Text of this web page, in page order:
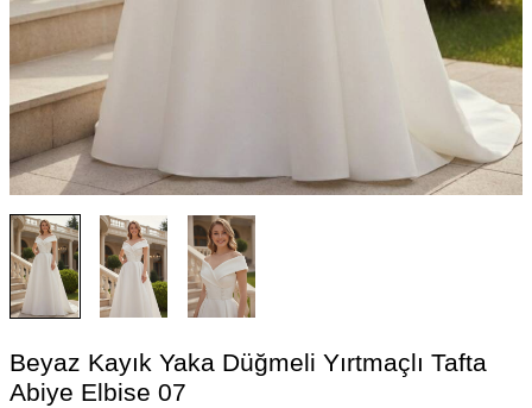
Beyaz Kayık Yaka Düğmeli Yırtmaçlı Tafta
Abiye Elbise 07